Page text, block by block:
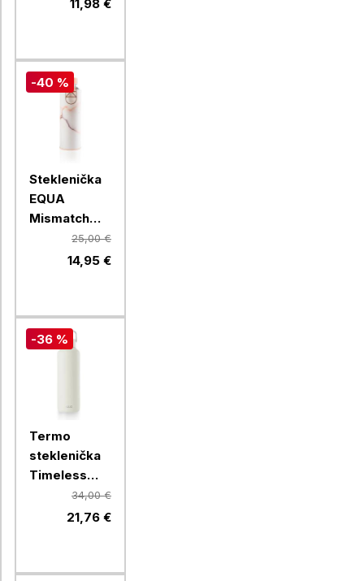
11,98 €
-40 %
Steklenička
EQUA
Mismatch
Lava, 750 ml
25,00 €
14,95 €
-36 %
Termo
steklenička
Timeless
Equa, 600
ml, bela
34,00 €
21,76 €